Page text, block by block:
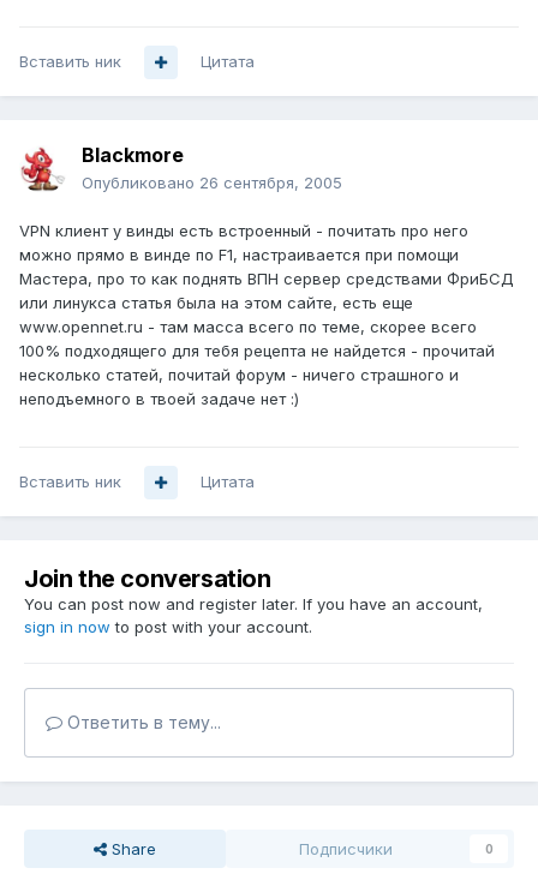
Вставить ник Цитата
Blackmore
Опубликовано 26 сентября, 2005
VPN клиент у винды есть встроенный - почитать про него
можно прямо в винде по F1, настраивается при помощи
Мастера, про то как поднять ВПН сервер средствами ФриБСД
или линукса статья была на этом сайте, есть еще
www.opennet.ru - там масса всего по теме, скорее всего
100% подходящего для тебя рецепта не найдется - прочитай
несколько статей, почитай форум - ничего страшного и
неподъемного в твоей задаче нет :)
Вставить ник Цитата
Join the conversation
You can post now and register later. If you have an account,
sign in now to post with your account.
Ответить в тему...
Share Подписчики 0